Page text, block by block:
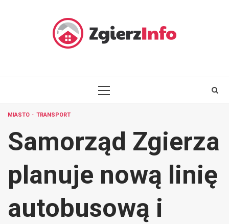
PRIMARY
MIASTO TRANSPORT
Samorząd Zgierza
planuje nową linię
autobusową i